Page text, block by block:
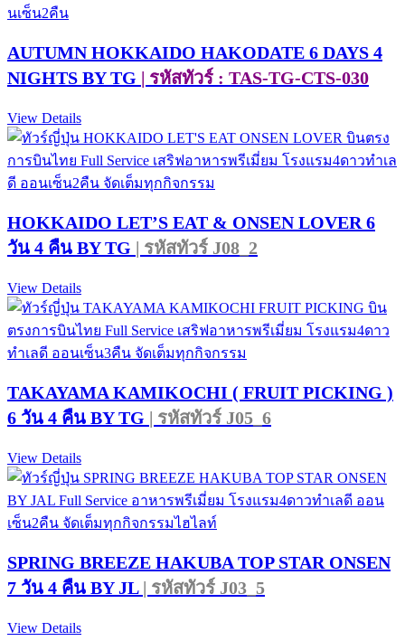
AUTUMN HOKKAIDO HAKODATE 6 DAYS 4
NIGHTS BY TG | รหัสทัวร์ : TAS-TG-CTS-030
View Details
HOKKAIDO LET’S EAT & ONSEN LOVER 6
วัน 4 คืน BY TG | รหัสทัวร์ J08_2
View Details
TAKAYAMA KAMIKOCHI ( FRUIT PICKING )
6 วัน 4 คืน BY TG | รหัสทัวร์ J05_6
View Details
SPRING BREEZE HAKUBA TOP STAR ONSEN
7 วัน 4 คืน BY JL | รหัสทัวร์ J03_5
View Details